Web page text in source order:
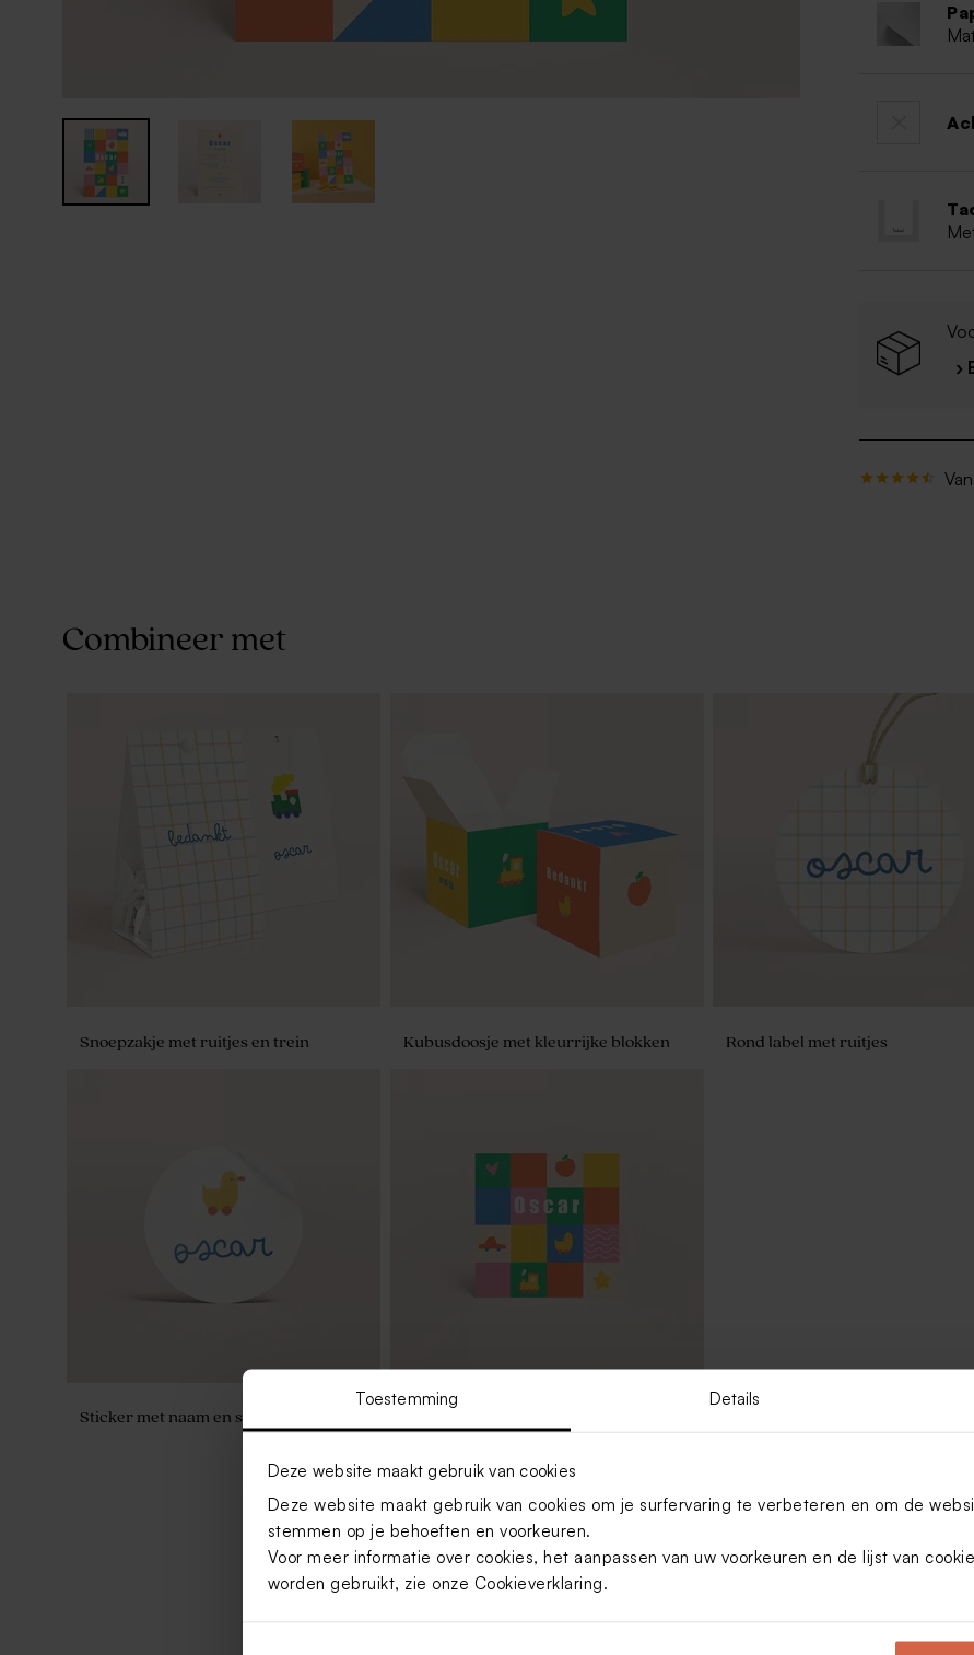
Toestemming Details
Deze website maakt gebruik van cookies
Deze website maakt gebruik van cookies om je surfervaring te verbeteren en om de
stemmen op je behoeften en voorkeuren.
Voor meer informatie over cookies, het aanpassen van uw voorkeuren en de lijst van
worden gebruikt, zie onze Cookieverklaring.
›
Combineer met
Snoepzakje met ruitjes en trein Kubusdoosje met kleurrijke blokken Rond label met ruitjes
Sticker met naam en speelgoed eendje
speelse figuurtjes en naam
Toon meer